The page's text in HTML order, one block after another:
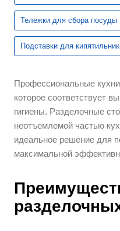
Тележки для сбора посуды
Подставки для
Профессиональные
которое соответствует
гигиены. Разделочные
неотъемлемой частью
идеальное решение для
максимальной